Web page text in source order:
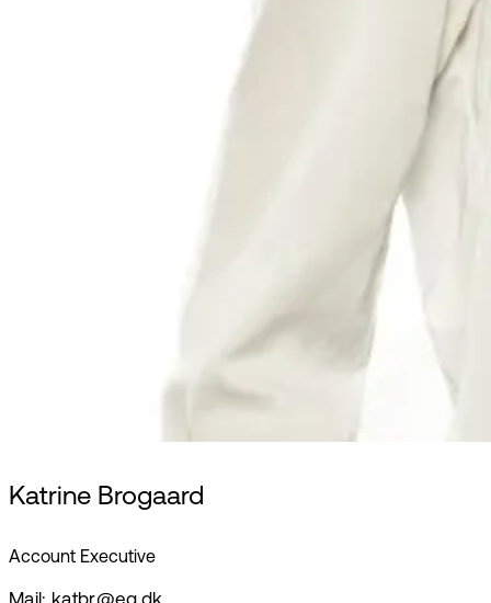
Katrine Brogaard
Account Executive